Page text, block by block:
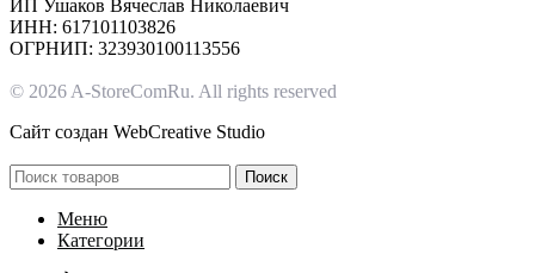
ИП Ушаков Вячеслав Николаевич
ИНН: 617101103826
ОГРНИП: 323930100113556
© 2026 A-StoreComRu. All rights reserved
Сайт создан WebCreative Studio
Поиск
Меню
Категории